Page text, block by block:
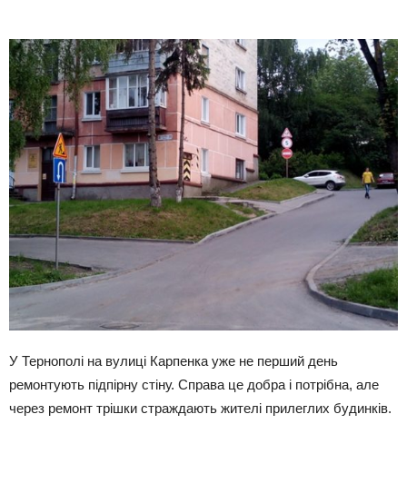
У Тернополі на вулиці Карпенка уже не перший день
ремонтують підпірну стіну. Справа це добра і потрібна, але
через ремонт трішки страждають жителі прилеглих будинків.